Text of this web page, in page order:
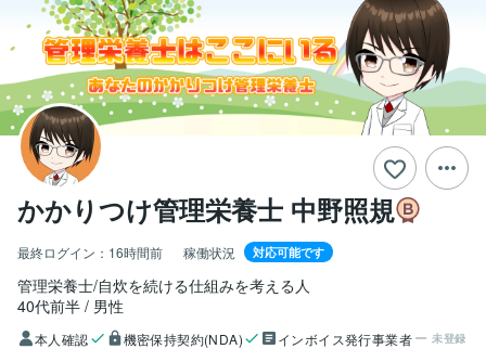
かかりつけ管理栄養士 中野照規
最終ログイン： 16時間前 稼働状況 対応可能です
管理栄養士/自炊を続ける仕組みを考える人
40代前半
男性
本人確認 機密保持契約(NDA) インボイス発行事業者 未登録